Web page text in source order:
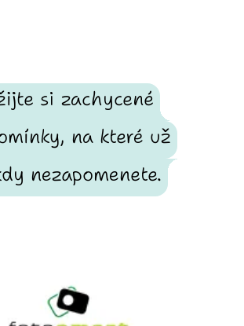
si zachycené
na které už
nezapomenete.